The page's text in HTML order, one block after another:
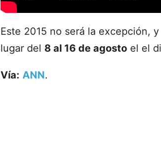
Este 2015 no será la excepción,
lugar del 8 al 16 de agosto el el
Vía: ANN.